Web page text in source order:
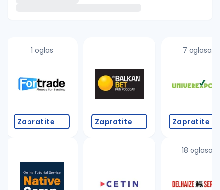
Takođe možete da:
proverite pravopisne greške (koristite č, ć, š, đ,
promenite odabrane filtere pretrage
1 oglas
Zapratite Zapratite
7 oglasa
Zapratite
18 oglasa